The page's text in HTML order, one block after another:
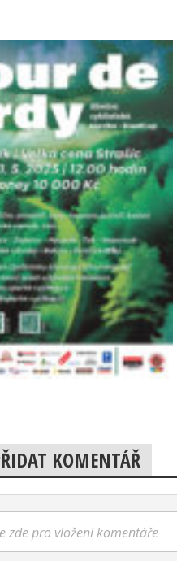
KOMENTÁŘ
zde pro vložení komentáře